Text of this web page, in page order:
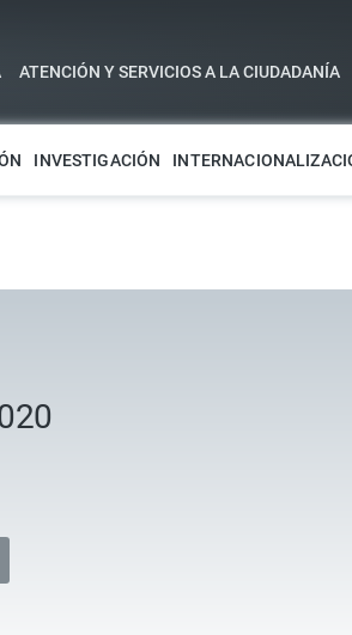
ATENCIÓN Y SERVICIOS A LA CIUDADANÍA
INVESTIGACIÓN